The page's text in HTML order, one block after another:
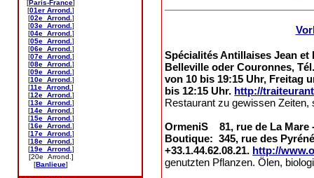
[Paris-France]
[01er Arrond. ]
[02e Arrond. ]
[03e Arrond. ]
[04e Arrond. ]
[05e Arrond. ]
[06e Arrond. ]
[07e Arrond. ]
[08e Arrond. ]
[09e Arrond. ]
[10e Arrond. ]
[11e Arrond. ]
[12e Arrond. ]
[13e Arrond. ]
[14e Arrond. ]
[15e Arrond. ]
[16e Arrond. ]
[17e Arrond. ]
[18e Arrond. ]
[19e Arrond. ]
[20e Arrond.]
[Banlieue]
Spécialités Antillaises Jean
Belleville oder Couronnes,
von 10 bis 19:15 Uhr, Freitag
bis 12:15 Uhr. http://
Restaurant zu gewissen Zeiten,
OrmeniS 81, rue de La Mare -
Boutique: 345, rue des
+33.1.44.62.08.21. http://
genutzten Pflanzen. Ölen,